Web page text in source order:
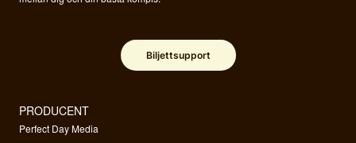
Biljettsupport
PRODUCENT
Perfect Day Media